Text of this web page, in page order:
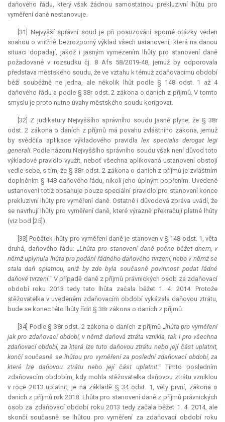
daňového řádu, který však žádnou samostatnou prekluzivní lhůtu pro
vyměření daně nestanovuje.
[31] Nejvyšší správní soud je při posuzování sporné otázky veden
snahou o vnitřně bezrozporný výklad všech ustanovení, která na danou
situaci dopadají, jakož i jasným vymezením lhůty pro stanovení daně
požadované v rozsudku čj. 8 Afs 58/2019-48, jemuž by odporovala
představa městského soudu, že ve vztahu k témuž zdaňovacímu období
běží souběžně ne jedna, ale několik lhůt podle § 148 odst. 1 až 4
daňového řádu a podle § 38r odst. 2 zákona o daních z příjmů. V tomto
smyslu je proto nutno úvahy městského soudu korigovat.
[32] Z judikatury Nejvyššího správního soudu jasně plyne, že § 38r
odst. 2 zákona o daních z příjmů má povahu zvláštního zákona, jemuž
by svědčila aplikace výkladového pravidlalex specialis derogat legi
generali. Podle názoru Nejvyššího správního soudu však není důvod toto
výkladové pravidlo využít, neboť všechna aplikovaná ustanovení obstojí
vedle sebe, s tím, že § 38r odst. 2 zákona o daních z příjmů je zvláštním
doplněním § 148 daňového řádu, nikoli jeho úplným popřením. Uvedené
ustanovení totiž obsahuje pouze speciální pravidlo pro stanovení konce
prekluzivní lhůty pro vyměření daně. Ostatně i důvodová zpráva uvádí, že
se navrhují lhůty pro vyměření daně, které výrazně překračují platné lhůty
(viz bod [25]).
[33] Počátek lhůty pro vyměření daně je stanoven v § 148 odst. 1, věta
druhá, daňového řádu: „Lhůta pro stanovení daně počne běžet dnem, v
němž uplynula lhůta pro podání řádného daňového tvrzení, nebo v němž se
stala daň splatnou, aniž by zde byla současně povinnost podat řádné
daňové tvrzení.“ V případě daně z příjmů právnických osob za zdaňovací
období roku 2013 tedy tato lhůta začala běžet 1. 4. 2014. Protože
stěžovatelka v uvedeném zdaňovacím období vykázala daňovou ztrátu,
bude se konec této lhůty řídit § 38r zákona o daních z příjmů.
[34] Podle § 38r odst. 2 zákona o daních z příjmů „lhůta pro vyměření
jak pro zdaňovací období, v němž daňová ztráta vznikla, tak i pro všechna
zdaňovací období, za která lze tuto daňovou ztrátu nebo její část uplatnit,
končí současně se lhůtou pro vyměření za poslední zdaňovací období, za
které lze daňovou ztrátu nebo její část uplatnit.“ Tímto posledním
zdaňovacím obdobím, kdy mohla stěžovatelka daňovou ztrátu vzniklou
v roce 2013 uplatnit, je na základě § 34 odst. 1, věty první, zákona o
daních z příjmů rok 2018. Lhůta pro stanovení daně z příjmů právnických
osob za zdaňovací období roku 2013 tedy začala běžet 1. 4. 2014, ale
skončí současně se lhůtou pro vyměření za zdaňovací období roku